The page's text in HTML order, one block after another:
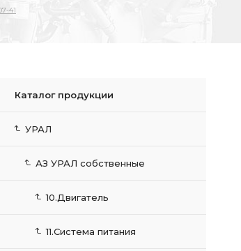
41
Каталог продукции
УРАЛ
АЗ УРАЛ собственные
10.Двигатель
11.Система питания